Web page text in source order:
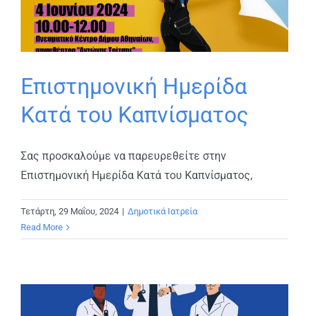
Επιστημονική Ημερίδα
Κατά του Καπνίσματος
Σας προσκαλούμε να παρευρεθείτε στην
Επιστημονική Ημερίδα Κατά του Καπνίσματος,
Τετάρτη, 29 Μαΐου, 2024 | Δημοτικά Ιατρεία
Read More